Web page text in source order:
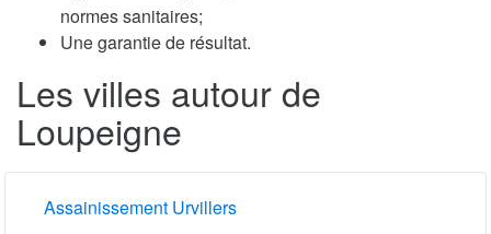
normes sanitaires;
Une garantie de résultat.
Les villes autour de
Loupeigne
Assainissement Urvillers